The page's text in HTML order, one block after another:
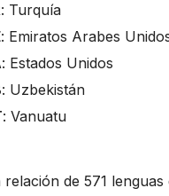
: Turquía
: Emiratos Arabes
: Estados Unidos
: Uzbekistán
: Vanuatu
relación de 571 lenguas